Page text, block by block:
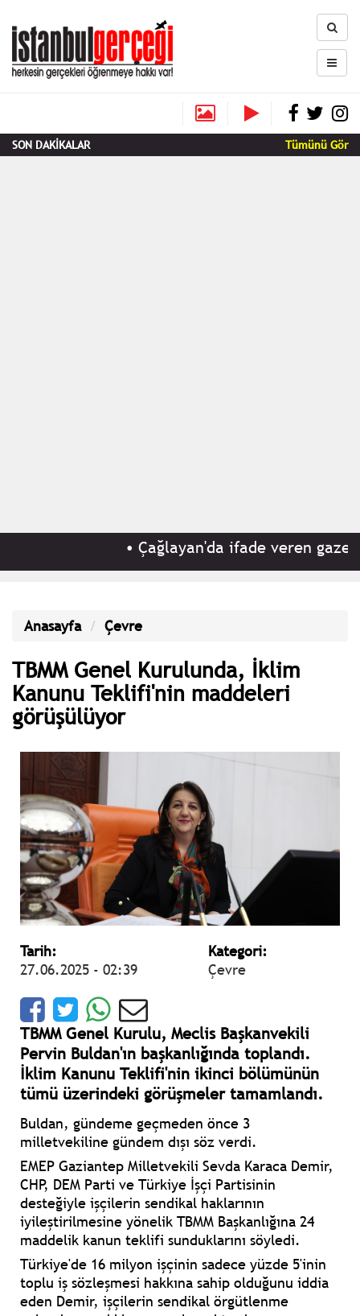
SON DAKİKALAR Tümünü Gör
Çağlayan'da ifade veren gazeteci
Anasayfa Çevre
TBMM Genel Kurulunda, İklim
Kanunu Teklifi'nin maddeleri
görüşülüyor
Tarih:
27.06.2025 - 02:39
Kategori:
Çevre
TBMM Genel Kurulu, Meclis Başkanvekili
Pervin Buldan'ın başkanlığında toplandı.
İklim Kanunu Teklifi'nin ikinci bölümünün
tümü üzerindeki görüşmeler tamamlandı.
Buldan, gündeme geçmeden önce 3
milletvekiline gündem dışı söz verdi.
EMEP Gaziantep Milletvekili Sevda Karaca Demir,
CHP, DEM Parti ve Türkiye İşçi Partisinin
desteğiyle işçilerin sendikal haklarının
iyileştirilmesine yönelik TBMM Başkanlığına 24
maddelik kanun teklifi sunduklarını söyledi.
Türkiye'de 16 milyon işçinin sadece yüzde 5'inin
toplu iş sözleşmesi hakkına sahip olduğunu iddia
eden Demir, işçilerin sendikal örgütlenme